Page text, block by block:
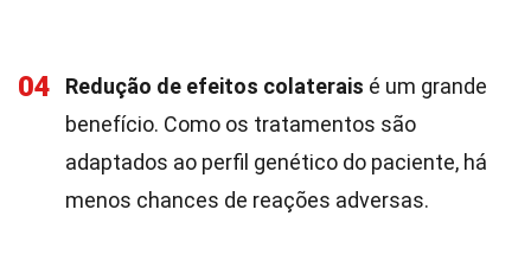
04 Redução de efeitos colaterais é um grande
benefício. Como os tratamentos são
adaptados ao perfil genético do paciente, há
menos chances de reações adversas.